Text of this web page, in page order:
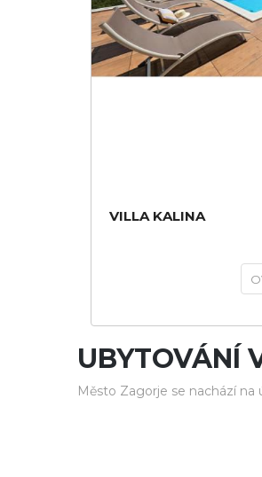
VILLA KALINA
UBYTOVÁNÍ
Město Zagorje se nachází